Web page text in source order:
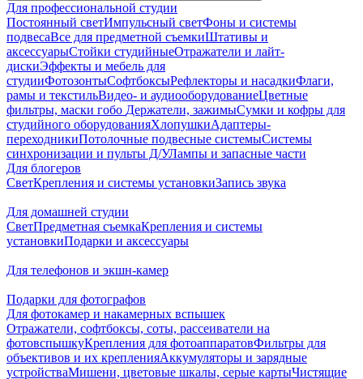
Для профессиональной студии
Постоянный светИмпульсный светФоны и системы
подвесаВсе для предметной съемкиШтативы и
аксессуарыСтойки студийныеОтражатели и лайт-
дискиЭффекты и мебель для
студииФотозонтыСофтбоксыРефлекторы и насадкиФлаги,
рамы и текстильВидео- и аудиооборудованиеЦветные
фильтры, маски гобо Держатели, зажимыСумки и кофры для
студийного оборудованияХлопушкиАдаптеры-
переходникиПотолочные подвесные системыСистемы
синхронизации и пульты Д/УЛампы и запасные части
Для блогеров
СветКрепления и системы установкиЗапись звука
Для домашней студии
СветПредметная съемкаКрепления и системы
установкиПодарки и аксессуары
Для телефонов и экшн-камер
Подарки для фотографов
Для фотокамер и накамерных вспышек
Отражатели, софтбоксы, соты, рассеиватели на
фотовспышкуКрепления для фотоаппаратовФильтры для
объективов и их крепленияАккумуляторы и зарядные
устройстваМишени, цветовые шкалы, серые картыЧистящие